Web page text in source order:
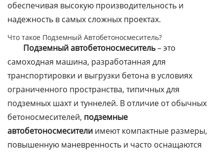
обеспечивая высокую производительность и
надежность в самых сложных проектах.
Что такое Подземный Автобетоносмеситель?
Подземный автобетоносмеситель– это
самоходная машина, разработанная для
транспортировки и выгрузки бетона в условиях
ограниченного пространства, типичных для
подземных шахт и туннелей. В отличие от обычных
бетоносмесителей, подземные
автобетоносмесители имеют компактные размеры,
повышенную маневренность и часто оснащаются